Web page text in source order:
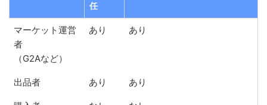
任
マーケット運営
者
（G2Aなど）
あり あり
出品者 あり あり